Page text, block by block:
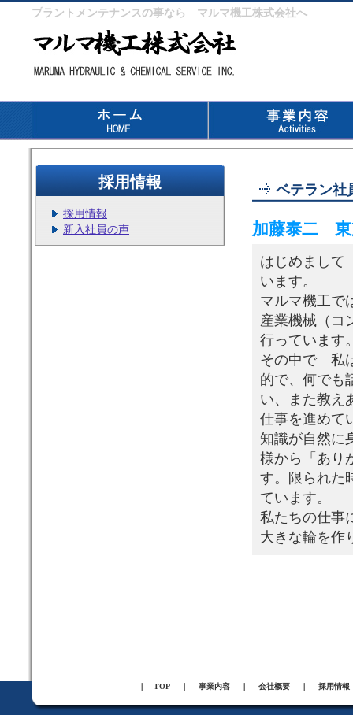
プラントメンテナンスの事なら マルマ機工株式会社へ
ベテラン社
加藤泰二 東
はじめまして
います。
マルマ機工で
産業機械（コ
行っています
その中で 私
的で、何でも
い、また教え
仕事を進めて
知識が自然に
様から「あり
す。限られた
ています。
私たちの仕事
大きな輪を作
採用情報
採用情報
新入社員の声
TOP 事業内容 会社概要 採用情報